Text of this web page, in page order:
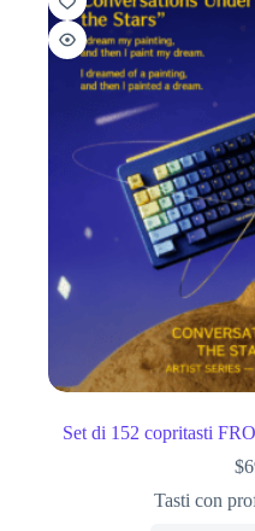
Set di 152 copritasti
$
Tasti con